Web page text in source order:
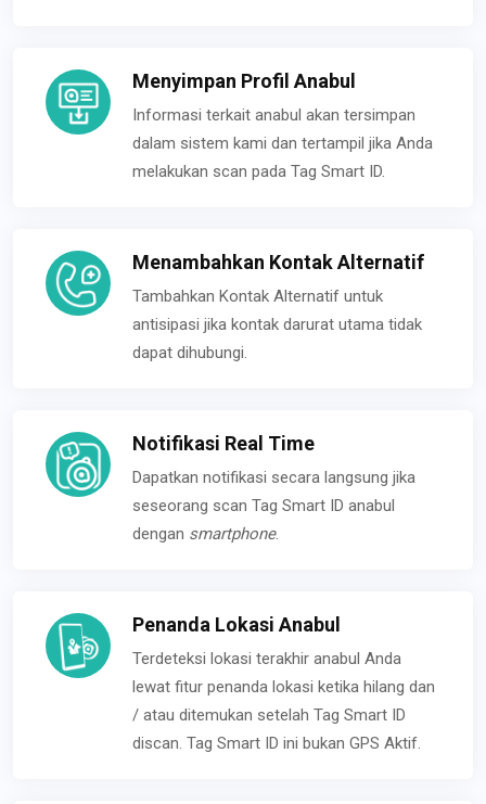
Menyimpan Profil Anabul
Informasi terkait anabul akan tersimpan
dalam sistem kami dan tertampil jika Anda
melakukan scan pada Tag Smart ID.
Menambahkan Kontak Alternatif
Tambahkan Kontak Alternatif untuk
antisipasi jika kontak darurat utama tidak
dapat dihubungi.
Notifikasi Real Time
Dapatkan notifikasi secara langsung jika
seseorang scan Tag Smart ID anabul
dengan smartphone.
Penanda Lokasi Anabul
Terdeteksi lokasi terakhir anabul Anda
lewat fitur penanda lokasi ketika hilang dan
/ atau ditemukan setelah Tag Smart ID
discan. Tag Smart ID ini bukan GPS Aktif.